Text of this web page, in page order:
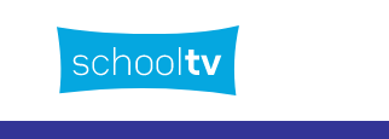
hoofdinhoud